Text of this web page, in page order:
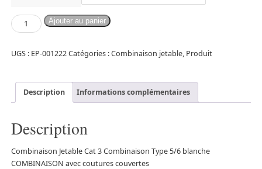
Ajouter au panier
UGS : EP-001222Catégories :Combinaison jetable, Produit
Description Informations complémentaires
Description
Combinaison Jetable Cat 3 Combinaison Type 5/6 blanche
COMBINAISON avec coutures couvertes